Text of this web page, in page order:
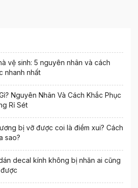
vệ sinh: 5 nguyên nhân và cách
nhanh nhất
Nguyên Nhân Và Cách Khắc Phục
Rỉ Sét
bị vỡ được coi là điềm xui? Cách
sao?
decal kính không bị nhăn ai cũng